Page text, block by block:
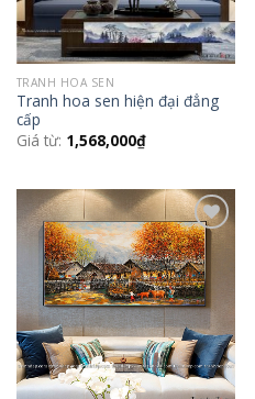
TRANH HOA SEN
Tranh hoa sen hiện đại đẳng
cấp
Giá từ: 1,568,000₫
Add to
Wishlist